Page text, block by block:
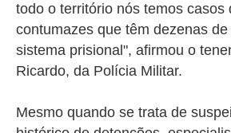
todo o território nós temos casos
contumazes que têm dezenas
sistema prisional", afirmou o
Ricardo, da Polícia Militar.
Mesmo quando se trata de